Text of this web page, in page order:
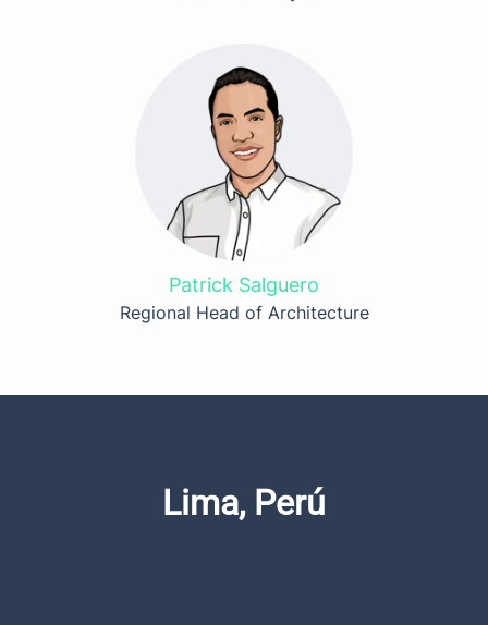
Patrick Salguero
Regional Head of Architecture
Lima, Perú